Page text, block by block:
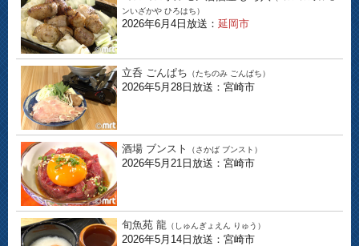
ンいざかや ひろはち）
2026年6月4日放送： 延岡市
立呑 ごんぱち （たちのみ ごんぱち）
2026年5月28日放送：宮崎市
酒場 ブンスト （さかば ブンスト）
2026年5月21日放送：宮崎市
旬魚苑 龍 （しゅんぎょえん りゅう）
2026年5月14日放送：宮崎市